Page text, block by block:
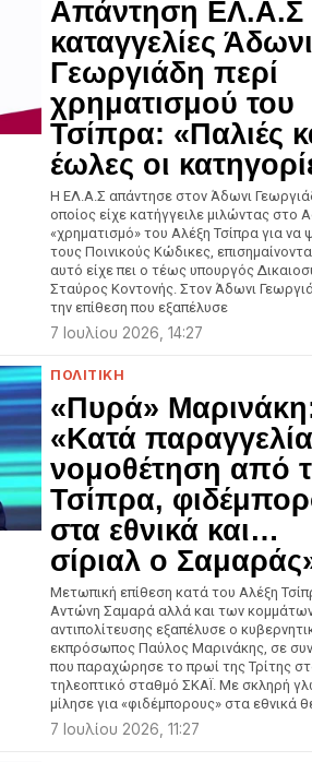
Απάντηση ΕΛ.Α.Σ
καταγγελίες Άδωνι
Γεωργιάδη περί
χρηματισμού του
Τσίπρα: «Παλιές
έωλες οι
Η ΕΛ.Α.Σ απάντησε στον Άδωνι
οποίος είχε κατήγγειλε μιλώντας στο
«χρηματισμό» του Αλέξη Τσίπρα για να
τους Ποινικούς Κώδικες,
αυτό είχε πει ο τέως υπουργός
Σταύρος Κοντονής. Στον Άδωνι
την επίθεση που εξαπέλυσε
7 Ιουλίου 2026, 14:27
ΠΟΛΙΤΙΚΗ
«Πυρά»
«Κατά παραγγελία
νομοθέτηση από
Τσίπρα,
στα εθνικά και…
σίριαλ ο
Μετωπική επίθεση κατά του Αλέξη
Αντώνη Σαμαρά αλλά και των
αντιπολίτευσης εξαπέλυσε ο
εκπρόσωπος Παύλος Μαρινάκης, σε
που παραχώρησε το πρωί της Τρίτης
τηλεοπτικό σταθμό ΣΚΑΪ. Με σκληρή
μίλησε για «φιδέμπορους» στα εθνικά
7 Ιουλίου 2026, 11:27